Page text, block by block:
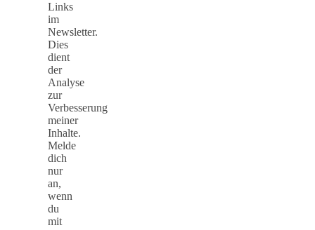
Links
im
Newsletter.
Dies
dient
der
Analyse
zur
Verbesserung
meiner
Inhalte.
Melde
dich
nur
an,
wenn
du
mit